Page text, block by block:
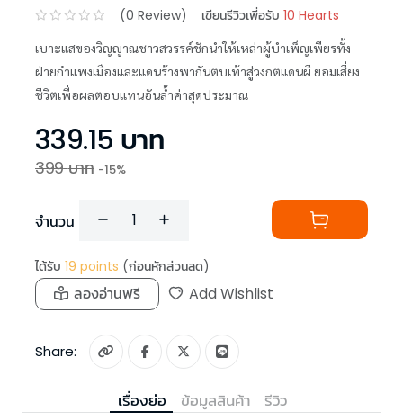
(0 Review) เขียนรีวิวเพื่อรับ 10 Hearts
เบาะแสของวิญญาณชาวสวรรค์ชักนำให้เหล่าผู้บำเพ็ญเพียรทั้ง
ฝ่ายกำแพงเมืองและแดนร้างพากันตบเท้าสู่วงกตแดนผี ยอมเสี่ยง
ชีวิตเพื่อผลตอบแทนอันล้ำค่าสุดประมาณ
339.15 บาท
399บาท -15%
จำนวน
ได้รับ 19 points (ก่อนหักส่วนลด)
ลองอ่านฟรี Add Wishlist
Share:
เรื่องย่อ ข้อมูลสินค้า รีวิว